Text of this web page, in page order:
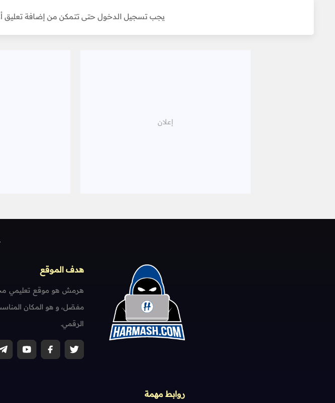
يجب تسجيل الدخول حتى تتمكن من إضافة تعليق
هدف الموقع
هرمش هو موقع تعليمي
مفصّل، و هو المكان
الرقمي.
روابط مهمة